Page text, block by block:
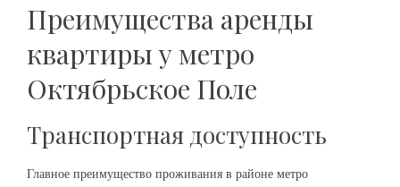
Преимущества аренды
квартиры у метро
Октябрьское Поле
Транспортная доступность
Главное преимущество проживания в районе метро